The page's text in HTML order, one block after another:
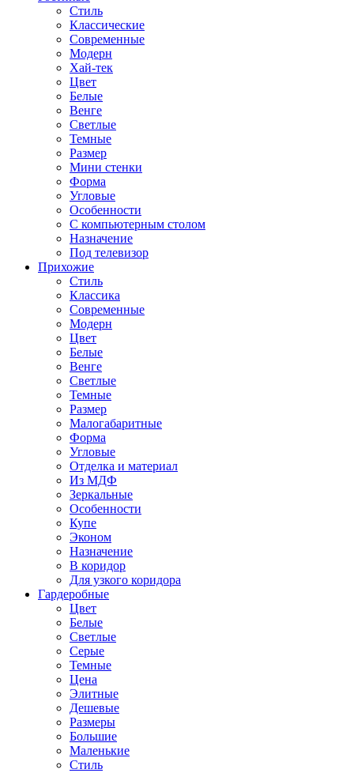
Стиль
Классические
Современные
Модерн
Хай-тек
Цвет
Белые
Венге
Светлые
Темные
Размер
Мини стенки
Форма
Угловые
Особенности
С компьютерным столом
Назначение
Под телевизор
Прихожие
Стиль
Классика
Современные
Модерн
Цвет
Белые
Венге
Светлые
Темные
Размер
Малогабаритные
Форма
Угловые
Отделка и материал
Из МДФ
Зеркальные
Особенности
Купе
Эконом
Назначение
В коридор
Для узкого коридора
Гардеробные
Цвет
Белые
Светлые
Серые
Темные
Цена
Элитные
Дешевые
Размеры
Большие
Маленькие
Стиль